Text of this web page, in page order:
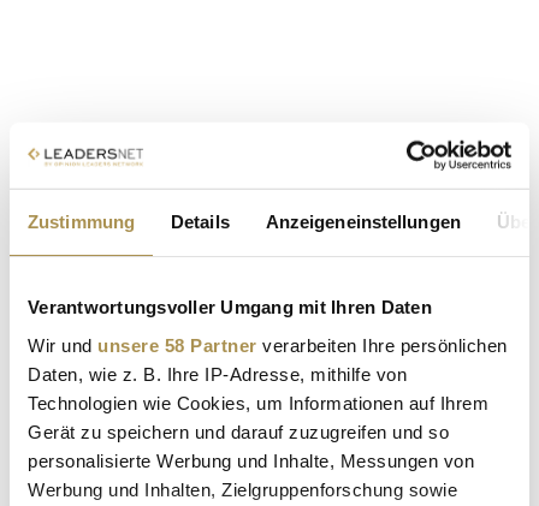
Zustimmung Details Anzeigeneinstellungen
Verantwortungsvoller Umgang mit Ihren Daten
Wir und unsere 58 Partner verarbeiten Ihre persönlichen
Daten, wie z. B. Ihre IP-Adresse, mithilfe von
Technologien wie Cookies, um Informationen auf Ihrem
Gerät zu speichern und darauf zuzugreifen und so
personalisierte Werbung und Inhalte, Messungen von
Werbung und Inhalten, Zielgruppenforschung sowie